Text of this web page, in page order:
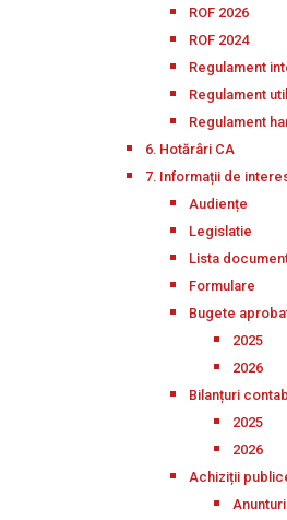
ROF 2026
ROF 2024
Regulament
Regulament
Regulament
6. Hotărâri CA
7. Informații de
Audiențe
Legislatie
Lista
Formulare
Bugete
2025
2026
Bilanțuri
2025
2026
Achiziții